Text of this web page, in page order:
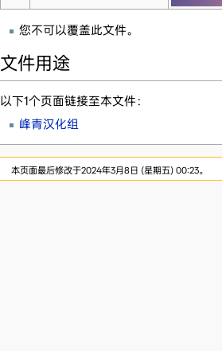
您不可以覆盖此文件。
文件用途
以下1个页面链接至本文件：
峰青汉化组
本页面最后修改于2024年3月8日 (星期五) 00:23。